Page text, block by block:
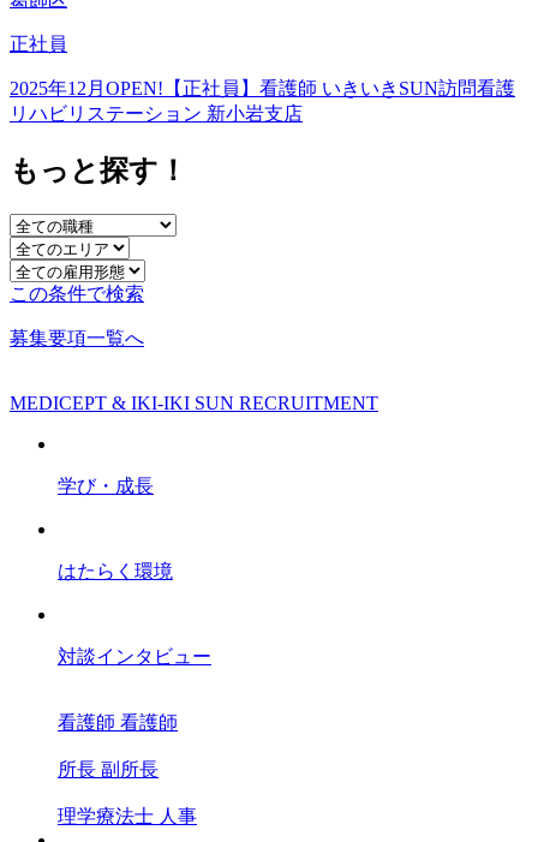
正社員
2025年12月OPEN!【正社員】看護師 いきいきSUN訪問看護
リハビリステーション 新小岩支店
もっと探す！
この条件で検索
募集要項一覧へ
MEDICEPT & IKI-IKI SUN RECRUITMENT
学び・成長
はたらく環境
対談インタビュー
看護師 看護師
所長 副所長
理学療法士 人事